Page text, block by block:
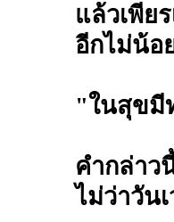
แล้วเพีย
อีกไม่น้อ
"ในสุขมี
คำกล่าว
ไม่ว่าวัน